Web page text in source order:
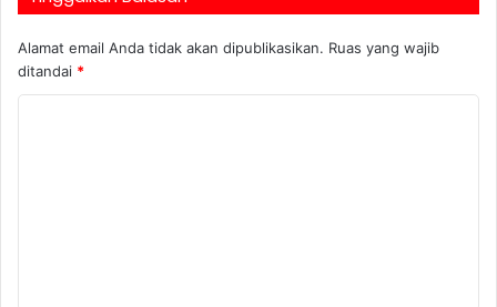
Alamat email Anda tidak akan dipublikasikan. Ruas yang wajib
ditandai *